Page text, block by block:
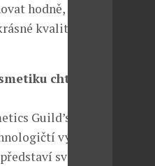
hodně, všechny
kvalitní
chtěla
Guild’s
vývojáři
svoje